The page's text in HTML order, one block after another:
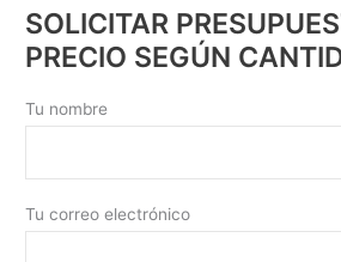
SOLICITAR
PRECIO SEGÚN
Tu nombre
Tu correo electrónico